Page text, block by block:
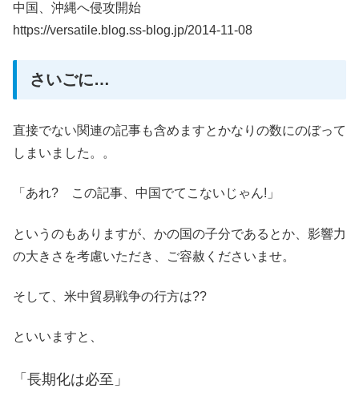
中国、沖縄へ侵攻開始
https://versatile.blog.ss-blog.jp/2014-11-08
さいごに…
直接でない関連の記事も含めますとかなりの数にのぼって
しまいました。。
「あれ? この記事、中国でてこないじゃん!」
というのもありますが、かの国の子分であるとか、影響力
の大きさを考慮いただき、ご容赦くださいませ。
そして、米中貿易戦争の行方は??
といいますと、
「長期化は必至」